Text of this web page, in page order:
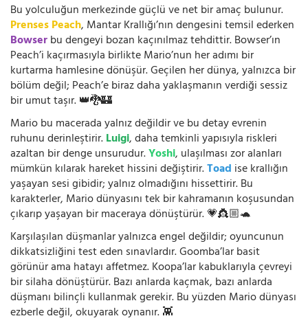
Bu yolculuğun merkezinde güçlü ve net bir amaç bulunur.
Prenses Peach, Mantar Krallığı’nın dengesini temsil ederken
Bowserbu dengeyi bozan kaçınılmaz tehdittir. Bowser’ın
Peach’i kaçırmasıyla birlikte Mario’nun her adımı bir
kurtarma hamlesine dönüşür. Geçilen her dünya, yalnızca bir
bölüm değil; Peach’e biraz daha yaklaşmanın verdiği sessiz
bir umut taşır. 👑🐉🏰
Mario bu macerada yalnız değildir ve bu detay evrenin
ruhunu derinleştirir.Luigi, daha temkinli yapısıyla riskleri
azaltan bir denge unsurudur.Yoshi, ulaşılması zor alanları
mümkün kılarak hareket hissini değiştirir.Toad ise krallığın
yaşayan sesi gibidir; yalnız olmadığını hissettirir. Bu
karakterler, Mario dünyasını tek bir kahramanın koşusundan
çıkarıp yaşayan bir maceraya dönüştürür. 💗👸🏼🐢
Karşılaşılan düşmanlar yalnızca engel değildir; oyuncunun
dikkatsizliğini test eden sınavlardır. Goomba’lar basit
görünür ama hatayı affetmez. Koopa’lar kabuklarıyla çevreyi
bir silaha dönüştürür. Bazı anlarda kaçmak, bazı anlarda
düşmanı bilinçli kullanmak gerekir. Bu yüzden Mario dünyası
ezberle değil, okuyarak oynanır. 👾